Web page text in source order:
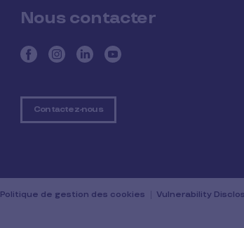
Nous contacter
Contactez-nous
Politique de gestion des cookies Vulnerability